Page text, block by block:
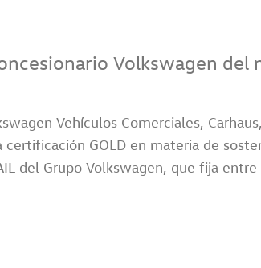
Volkswagen
Vehículos Comerciales,
GOLD en materia de
del Grupo Volkswagen, que fija